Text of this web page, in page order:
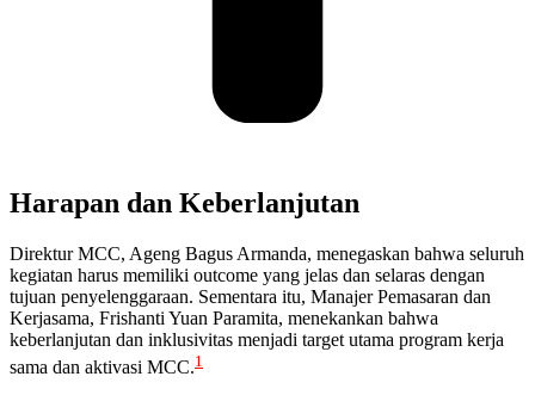
Harapan dan Keberlanjutan
Direktur MCC, Ageng Bagus Armanda, menegaskan bahwa seluruh
kegiatan harus memiliki outcome yang jelas dan selaras dengan
tujuan penyelenggaraan. Sementara itu, Manajer Pemasaran dan
Kerjasama, Frishanti Yuan Paramita, menekankan bahwa
keberlanjutan dan inklusivitas menjadi target utama program kerja
sama dan aktivasi MCC.1